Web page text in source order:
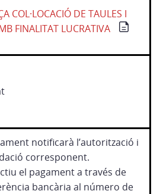
COL·LOCACIÓ DE TAULES I
FINALITAT LUCRATIVA
notificarà l’autorització i
corresponent.
el pagament a través de
bancària al número de